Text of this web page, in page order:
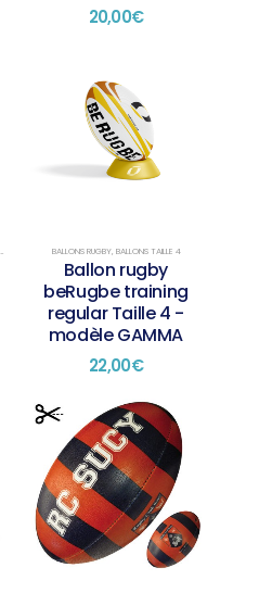
20,00€
BALLONS RUGBY, BALLONS TAILLE 4
Ballon rugby
beRugbe training
regular Taille 4 -
modèle GAMMA
22,00€